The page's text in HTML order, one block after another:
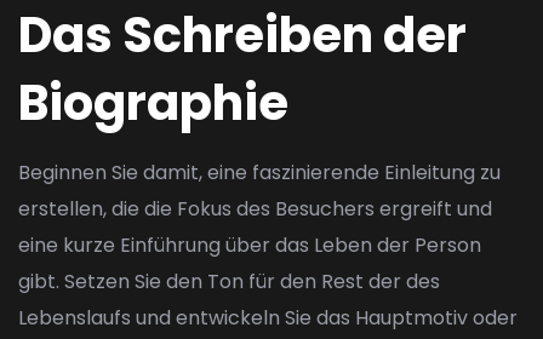
Das Schreiben der
Biographie
Beginnen Sie damit, eine faszinierende Einleitung zu
erstellen, die die Fokus des Besuchers ergreift und
eine kurze Einführung über das Leben der Person
gibt. Setzen Sie den Ton für den Rest der des
Lebenslaufs und entwickeln Sie das Hauptmotiv oder